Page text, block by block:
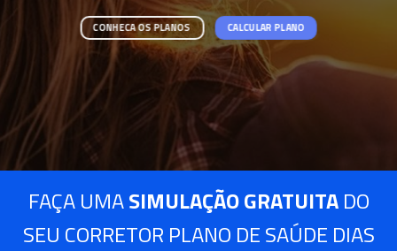
CONHECA OS PLANOS CALCULAR PLANO
FAÇA UMASIMULAÇÃO GRATUITADO
SEU CORRETOR PLANO DE SAÚDE DIAS